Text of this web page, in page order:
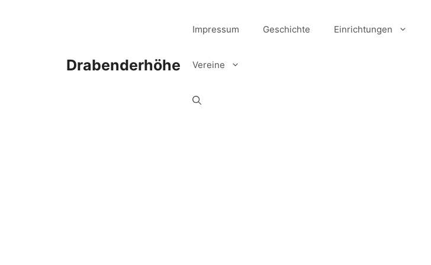
Drabenderhöhe
Impressum Geschichte Einrichtungen
Vereine